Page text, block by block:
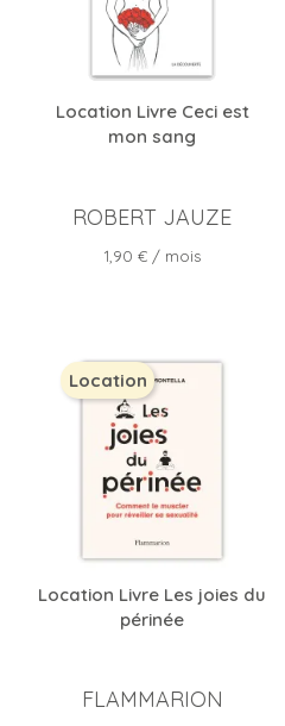
Location Livre Ceci est
mon sang
ROBERT JAUZE
Prix
1,90 €/ mois
Location Livre Les joies du
périnée
FLAMMARION
Location